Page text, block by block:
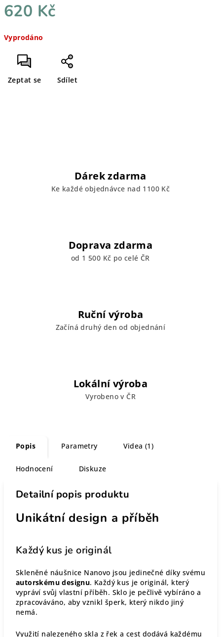
620 Kč
cena:
Vyprodáno
Zeptat se Sdílet
Dárek zdarma
Ke každé objednávce nad 1100 Kč
Doprava zdarma
od 1 500 Kč po celé ČR
Ruční výroba
Začíná druhý den od objednání
Lokální výroba
Vyrobeno v ČR
Popis Parametry Videa (1)
Hodnocení Diskuze
Detailní popis produktu
Unikátní design a příběh
Každý kus je originál
Skleněné náušnice Nanovo jsou jedinečné díky svému
autorskému designu. Každý kus je originál, který
vypráví svůj vlastní příběh. Sklo je pečlivě vybíráno a
zpracováváno, aby vznikl šperk, který nikdo jiný
nemá.
Využití nalezeného skla z řek a cest dodává každému